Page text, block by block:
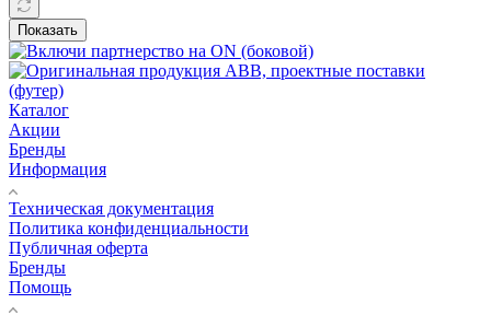
Показать
Каталог
Акции
Бренды
Информация
Техническая документация
Политика конфиденциальности
Публичная оферта
Бренды
Помощь